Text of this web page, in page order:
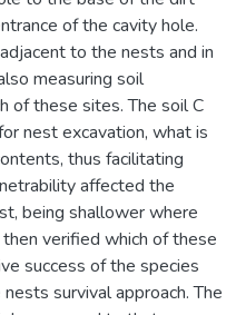
of the cavity hole.
to the nests and in
measuring soil
of these sites. The soil C
nest excavation, what is
thus facilitating
affected the
being shallower where
verified which of these
success of the species
survival approach. The